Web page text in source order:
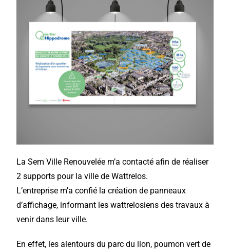
LaSem Ville Renouvelée m’a contacté afin de réaliser
2 supports pour laville de Wattrelos.
L’entreprise m’a confié la création de panneaux
d’affichage, informant les wattrelosiens des travaux à
venir dans leur ville.
En effet, les alentours du parc du lion, poumon vert de